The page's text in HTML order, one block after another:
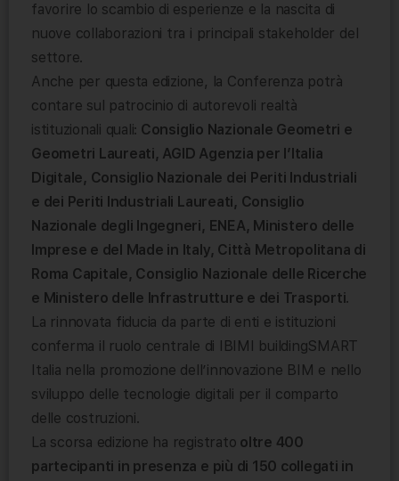
favorire lo scambio di esperienze e la nascita di
nuove collaborazioni tra i principali stakeholder del
settore.
Anche per questa edizione, la Conferenza potrà
contare sul patrocinio di autorevoli realtà
istituzionali quali: Consiglio Nazionale Geometri e
Geometri Laureati, AGID Agenzia per l’Italia
Digitale, Consiglio Nazionale dei Periti Industriali
e dei Periti Industriali Laureati, Consiglio
Nazionale degli Ingegneri, ENEA, Ministero delle
Imprese e del Made in Italy, Città Metropolitana di
Roma Capitale, Consiglio Nazionale delle Ricerche
e Ministero delle Infrastrutture e dei Trasporti.
La rinnovata fiducia da parte di enti e istituzioni
conferma il ruolo centrale di IBIMI buildingSMART
Italia nella promozione dell’innovazione BIM e nello
sviluppo delle tecnologie digitali per il comparto
delle costruzioni.
La scorsa edizione ha registrato oltre 400
partecipanti in presenza e più di 150 collegati in